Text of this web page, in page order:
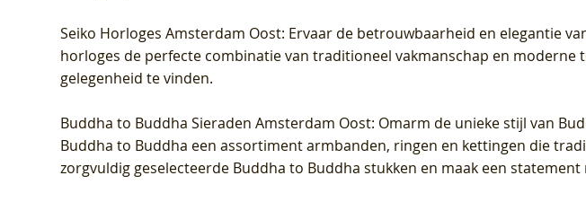
Seiko Horloges Amsterdam Oost: Ervaar de betrouwbaarheid en elegantie
horloges de perfecte combinatie van traditioneel vakmanschap en
gelegenheid te vinden.
Buddha to Buddha Sieraden Amsterdam Oost: Omarm de unieke stijl van
Buddha to Buddha een assortiment armbanden, ringen en kettingen die
zorgvuldig geselecteerde Buddha to Buddha stukken en maak een statement